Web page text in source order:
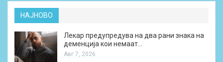
НАЈНОВО
Лекар предупредува на два рани знака на
деменција кои немаат…
Авг 7, 2026